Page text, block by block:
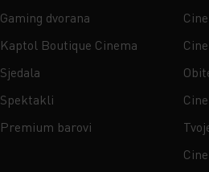
Gaming dvorana
Kaptol Boutique Cinema
Sjedala
Spektakli
Premium barovi